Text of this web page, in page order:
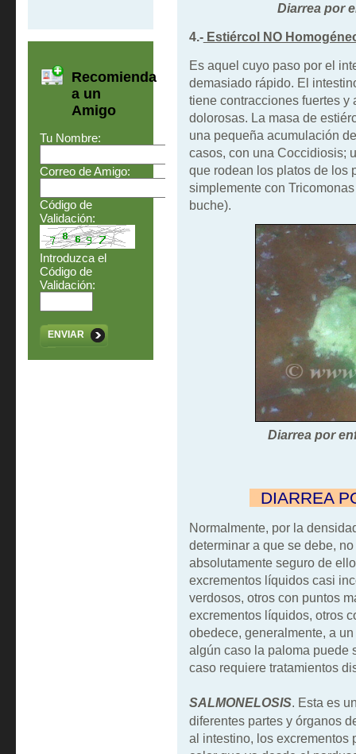
Recomienda
a un
Amigo
Tu Nombre:
Correo de Amigo:
Código de
Validación:
Introduzca el
Código de
Validación:
ENVIAR
Diarrea por
4.-Estiércol NO
Es aquel cuyo paso por el
demasiado rápido. El
tiene contracciones fuertes
dolorosas. La masa de
una pequeña acumulación
casos, con una Coccidiosis;
que rodean los platos de los
simplemente con
buche).
Diarrea por
DIARREA
Normalmente, por la
determinar a que se debe,
absolutamente seguro de
excrementos líquidos casi
verdosos, otros con puntos
excrementos líquidos, otros
obedece, generalmente, a
algún caso la paloma puede
caso requiere tratamientos
SALMONELOSIS. Esta es
diferentes partes y órganos
al intestino, los excrementos